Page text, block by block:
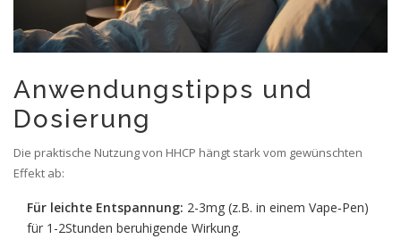
Anwendungstipps und
Dosierung
Die praktische Nutzung von HHCP hängt stark vom gewünschten
Effekt ab:
Für leichte Entspannung: 2-3mg (z.B. in einem Vape‑Pen)
für 1-2Stunden beruhigende Wirkung.